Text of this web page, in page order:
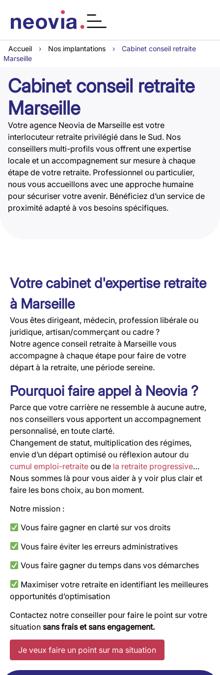
Accueil › Nos implantations ›
Cabinet conseil retraite
Marseille
Cabinet conseil retraite
Marseille
Votre agence Neovia de Marseille est votre
interlocuteur retraite privilégié dans le Sud. Nos
conseillers multi-profils vous offrent une expertise
locale et un accompagnement sur mesure à chaque
étape de votre retraite. Professionnel ou particulier,
nous vous accueillons avec une approche humaine
pour sécuriser votre avenir. Bénéficiez d’un service de
proximité adapté à vos besoins spécifiques.
Votre cabinet d'expertise retraite
à Marseille
Vous êtes dirigeant, médecin, profession libérale ou
juridique, artisan/commerçant ou cadre ?
Notre agence conseil retraite à Marseille vous
accompagne à chaque étape pour faire de votre
départ à la retraite, une période sereine.
Pourquoi faire appel à Neovia ?
Parce que votre carrière ne ressemble à aucune autre,
nos conseillers vous apportent un accompagnement
personnalisé, en toute clarté.
Changement de statut, multiplication des régimes,
envie d’un départ optimisé ou réflexion autour du
cumul emploi-retraite ou de la retraite progressive…
Nous sommes là pour vous aider à y voir plus clair et
faire les bons choix, au bon moment.
Notre mission :
Vous faire gagner en clarté sur vos droits
Vous faire éviter les erreurs administratives
Vous faire gagner du temps dans vos démarches
Maximiser votre retraite en identifiant les meilleures
opportunités d’optimisation
Contactez notre conseiller pour faire le point sur votre
situation sans frais et sans engagement.
Je veux faire un point sur ma situation